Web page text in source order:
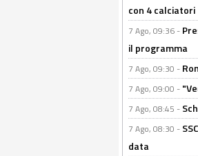
con 4 calciatori
7 Ago, 09:36 -
il programma
7 Ago, 09:30 -
7 Ago, 09:00 -
7 Ago, 08:45 -
7 Ago, 08:30 -
data